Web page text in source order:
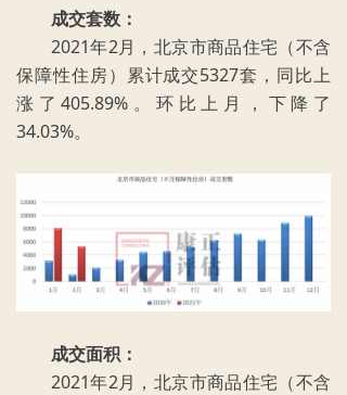
成交套数：
2021年2月，北京市商品住宅（不含
保障性住房）累计成交5327套，同比上
涨了405.89%。环比上月，下降了
34.03%。
成交面积：
2021年2月，北京市商品住宅（不含